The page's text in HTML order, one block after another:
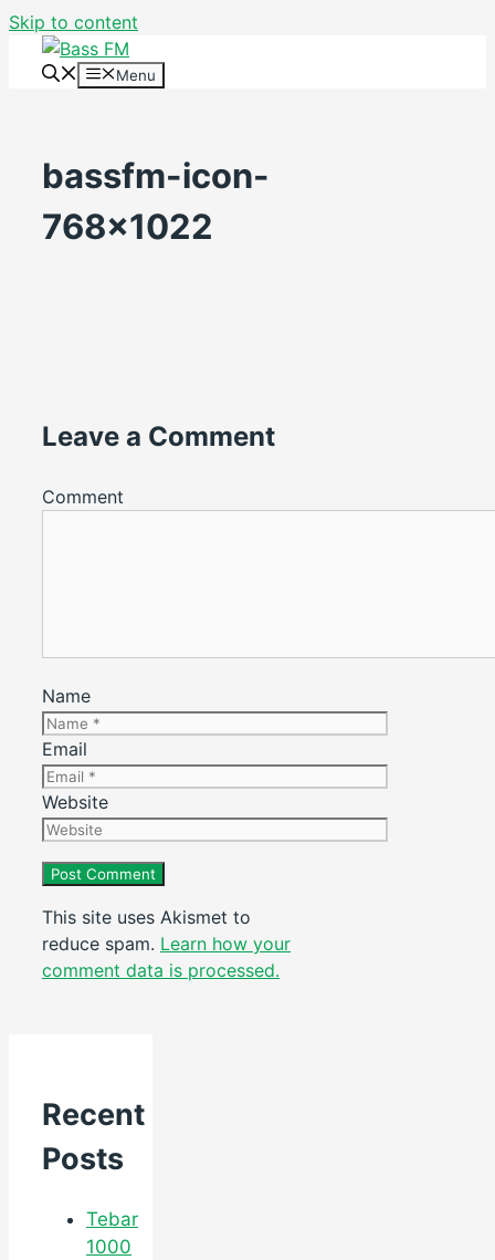
Skip to content
Menu
bassfm-icon-
768×1022
Leave a Comment
Comment
Name
Email
Website
This site uses Akismet to
reduce spam. Learn how your
comment data is processed.
Recent
Posts
Tebar
1000